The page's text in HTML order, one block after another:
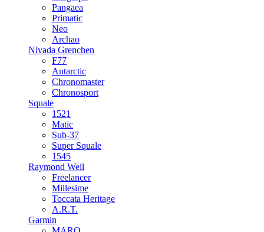
Pangaea
Primatic
Neo
Archao
Nivada Grenchen
F77
Antarctic
Chronomaster
Chronosport
Squale
1521
Matic
Sub-37
Super Squale
1545
Raymond Weil
Freelancer
Millesime
Toccata Heritage
A.R.T.
Garmin